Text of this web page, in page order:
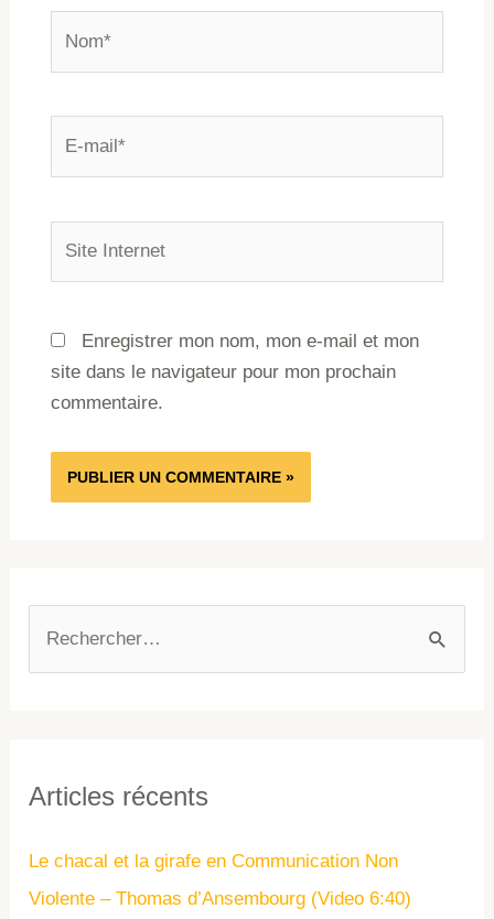
Enregistrer mon nom, mon e-mail et mon
site dans le navigateur pour mon prochain
commentaire.
Articles récents
Le chacal et la girafe en Communication Non
Violente – Thomas d’Ansembourg (Video 6:40)